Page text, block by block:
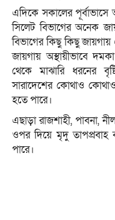
এদিকে সকালের
সিলেট বিভাগের অনেক
বিভাগের কিছু কিছু
জায়গায় অস্থায়ীভাবে
থেকে মাঝারি ধরনের
সারাদেশের কোথাও কোথাও
হতে পারে।
এছাড়া রাজশাহী, পাবনা,
ওপর দিয়ে মৃদু তাপপ্রবাহ
পারে।